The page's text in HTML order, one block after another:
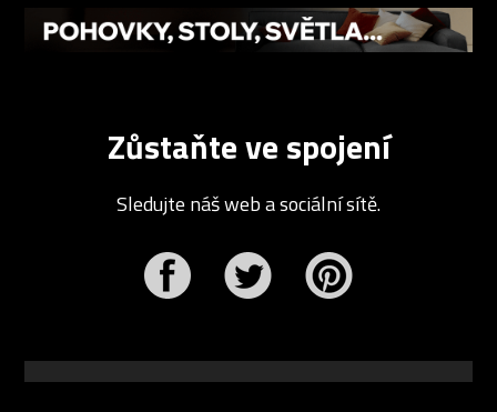
Zůstaňte ve spojení
Sledujte náš web a sociální sítě.